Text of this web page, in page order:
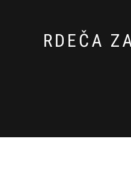
RDEČA